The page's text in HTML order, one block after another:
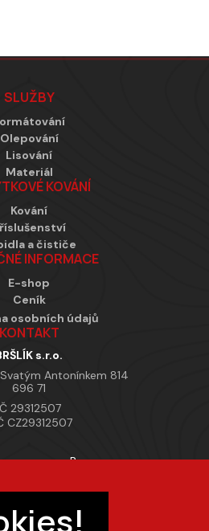
SLUŽBY
Olepování
Lisování
Materiál
KOVÁNÍ
Kování
a čističe
INFORMACE
E-shop
Ceník
osobních údajů
KONTAKT
s.r.o.
Antonínkem 814
696 71
29312507
CZ29312507
provozovny Brno
doba
7:00 – 15:30